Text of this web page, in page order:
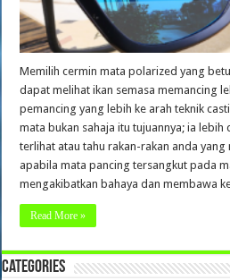
Memilih cermin mata polarized yang
dapat melihat ikan semasa memancing
pemancing yang lebih ke arah teknik
mata bukan sahaja itu tujuannya; ia lebih
terlihat atau tahu rakan-rakan anda yang
apabila mata pancing tersangkut pada
mengakibatkan bahaya dan membawa
Read More »
Categories